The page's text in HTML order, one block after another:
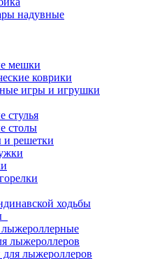
надувные
мешки
коврики
игры и игрушки
стулья
столы
решетки
ходьбы
лыжероллеров
для лыжероллеров